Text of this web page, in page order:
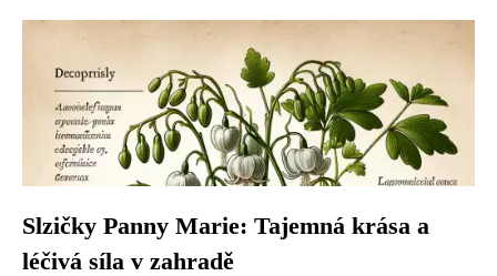
Slzičky Panny Marie: Tajemná krása a
léčivá síla v zahradě